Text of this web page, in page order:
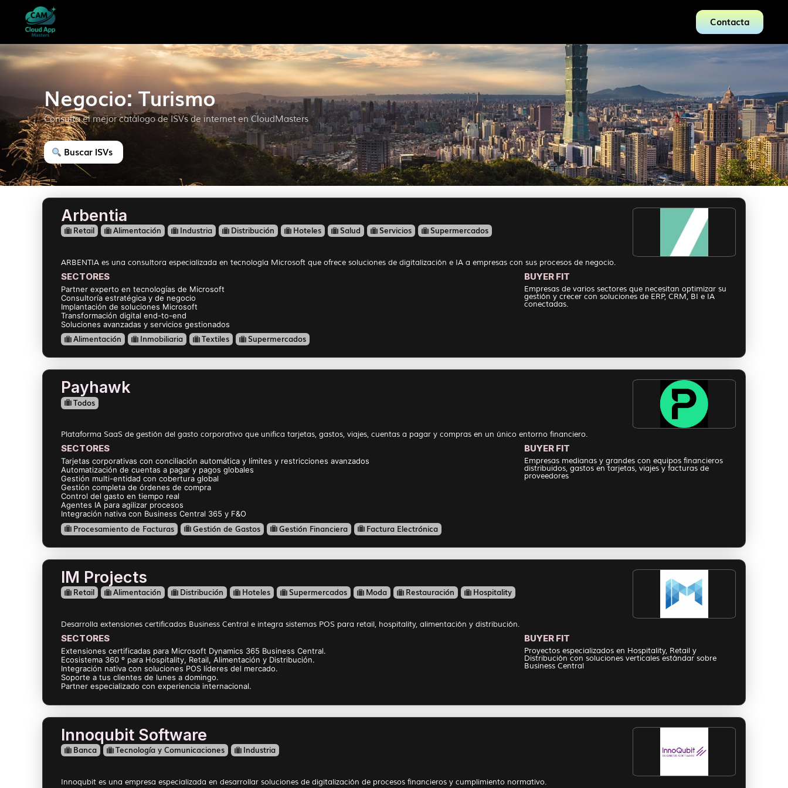
Contacta
Negocio: Turismo
Consulta el mejor catálogo de ISVs de internet en CloudMasters
Buscar ISVs
Arbentia
Retail Alimentación Industria Distribución Hoteles Salud Servicios Supermercados
ARBENTIA es una consultora especializada en tecnología Microsoft que ofrece soluciones de digitalización e IA a empresas con sus procesos de negocio.
SECTORES
Partner experto en tecnologías de Microsoft
Consultoría estratégica y de negocio
Implantación de soluciones Microsoft
Transformación digital end-to-end
Soluciones avanzadas y servicios gestionados
BUYER FIT
Empresas de varios sectores que necesitan optimizar su
gestión y crecer con soluciones de ERP, CRM, BI e IA
conectadas.
Alimentación Inmobiliaria Textiles Supermercados
Payhawk
Todos
Plataforma SaaS de gestión del gasto corporativo que unifica tarjetas, gastos, viajes, cuentas a pagar y compras en un único entorno financiero.
SECTORES
Tarjetas corporativas con conciliación automática y límites y restricciones avanzados
Automatización de cuentas a pagar y pagos globales
Gestión multi-entidad con cobertura global
Gestión completa de órdenes de compra
Control del gasto en tiempo real
Agentes IA para agilizar procesos
Integración nativa con Business Central 365 y F&O
BUYER FIT
Empresas medianas y grandes con equipos financieros
distribuidos, gastos en tarjetas, viajes y facturas de
proveedores
Procesamiento de Facturas Gestión de Gastos Gestión Financiera Factura Electrónica
IM Projects
Retail Alimentación Distribución Hoteles Supermercados Moda Restauración Hospitality
Desarrolla extensiones certificadas Business Central e integra sistemas POS para retail, hospitality, alimentación y distribución.
SECTORES
Extensiones certificadas para Microsoft Dynamics 365 Business Central.
Ecosistema 360 º para Hospitality, Retail, Alimentación y Distribución.
Integración nativa con soluciones POS líderes del mercado.
Soporte a tus clientes de lunes a domingo.
Partner especializado con experiencia internacional.
BUYER FIT
Proyectos especializados en Hospitality, Retail y
Distribución con soluciones verticales estándar sobre
Business Central
Innoqubit Software
Banca Tecnología y Comunicaciones Industria
Innoqubit es una empresa especializada en desarrollar soluciones de digitalización de procesos financieros y cumplimiento normativo.